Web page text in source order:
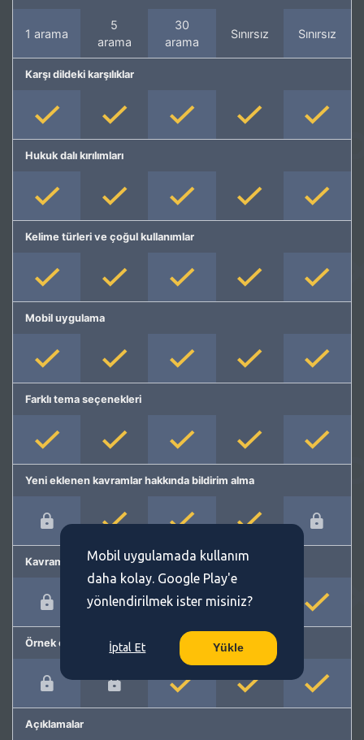
1 arama
5
arama
30
arama
Sınırsız Sınırsız
Karşı dildeki karşılıklar
Hukuk dalı kırılımları
Kelime türleri ve çoğul kullanımlar
Mobil uygulama
Farklı tema seçenekleri
Yeni eklenen kavramlar hakkında bildirim alma
Kavram önerme
Örnek cümleler
Açıklamalar
Mobil uygulamada kullanım
daha kolay. Google Play'e
yönlendirilmek ister misiniz?
İptal Et Yükle